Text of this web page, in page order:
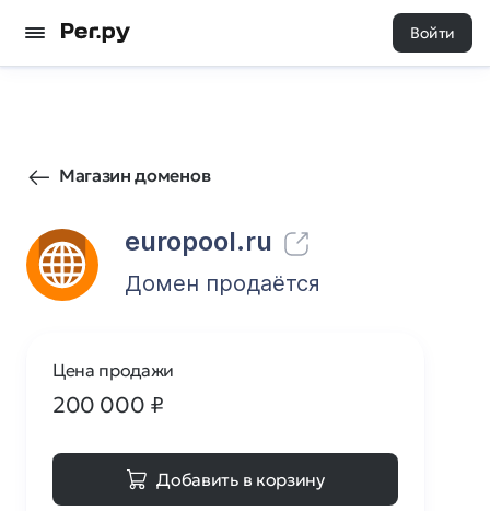
Войти
Магазин доменов
europool.ru
117 0
Домен продаётся
Цена продажи
200 000 ₽
Добавить в корзину